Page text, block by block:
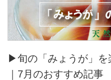
▶旬の「みょうが」を
｜7月のおすすめ記事